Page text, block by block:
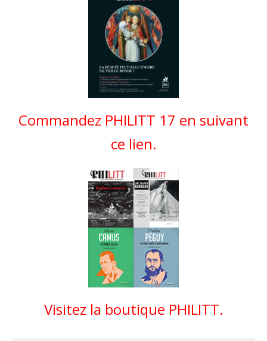
Commandez PHILITT 17 en suivant
ce lien.
Visitez la boutique PHILITT.